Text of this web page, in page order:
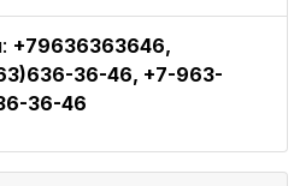
+79636363646,
36-46, +7-963-
36-46